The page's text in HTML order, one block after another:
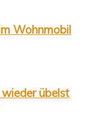
Wohnmobil
übelst